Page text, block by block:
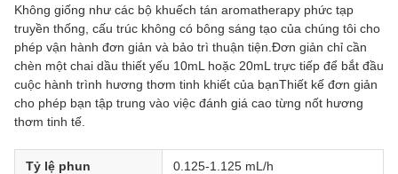
Không giống như các bộ khuếch tán aromatherapy phức tạp
truyền thống, cấu trúc không có bông sáng tạo của chúng tôi cho
phép vận hành đơn giản và bảo trì thuận tiện.Đơn giản chỉ cần
chèn một chai dầu thiết yếu 10mL hoặc 20mL trực tiếp để bắt đầu
cuộc hành trình hương thơm tinh khiết của bạnThiết kế đơn giản
cho phép bạn tập trung vào việc đánh giá cao từng nốt hương
thơm tinh tế.
Tỷ lệ phun 0.125-1.125 mL/h